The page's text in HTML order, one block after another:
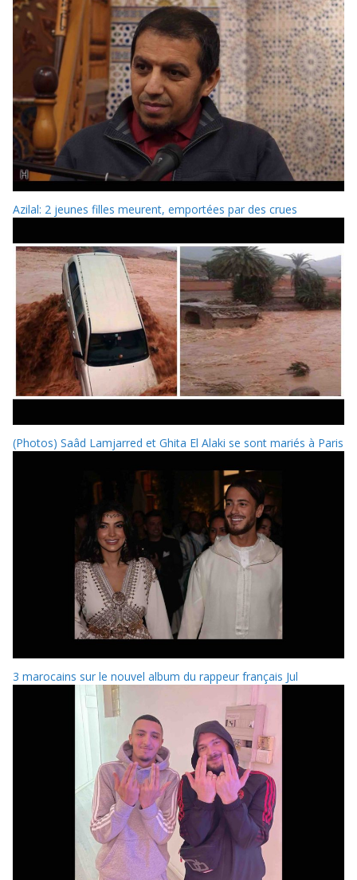
Azilal: 2 jeunes filles meurent, emportées par des crues
(Photos) Saâd Lamjarred et Ghita El Alaki se sont mariés à Paris
3 marocains sur le nouvel album du rappeur français Jul